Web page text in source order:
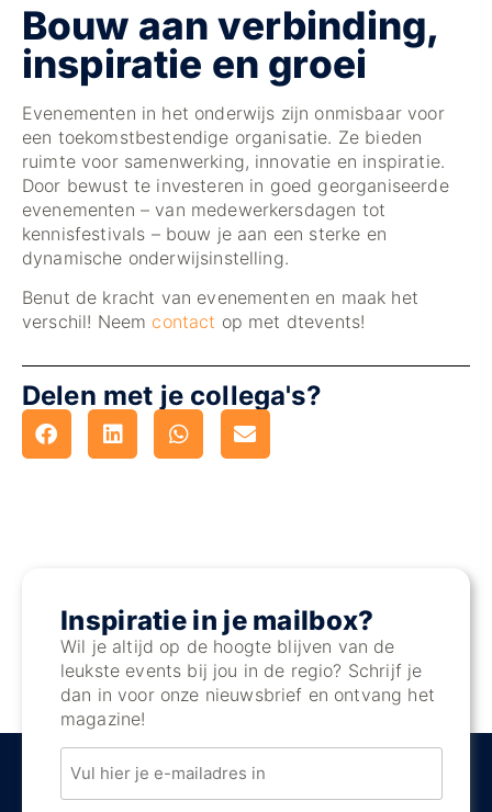
Bouw aan verbinding,
inspiratie en groei
Evenementen in het onderwijs zijn onmisbaar voor
een toekomstbestendige organisatie. Ze bieden
ruimte voor samenwerking, innovatie en inspiratie.
Door bewust te investeren in goed georganiseerde
evenementen – van medewerkersdagen tot
kennisfestivals – bouw je aan een sterke en
dynamische onderwijsinstelling.
Benut de kracht van evenementen en maak het
verschil! Neem contact op met dtevents!
Delen met je collega's?
Inspiratie in je mailbox?
Wil je altijd op de hoogte blijven van de
leukste events bij jou in de regio? Schrijf je
dan in voor onze nieuwsbrief en ontvang het
magazine!
Email